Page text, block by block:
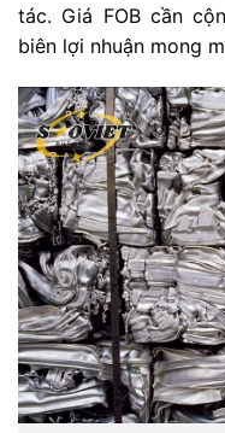
tác. Giá FOB cần
biên lợi nhuận mong